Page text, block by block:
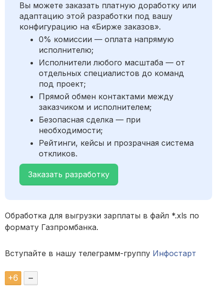
Вы можете заказать платную доработку или
адаптацию этой разработки под вашу
конфигурацию на «Бирже заказов».
0% комиссии — оплата напрямую
исполнителю;
Исполнители любого масштаба — от
отдельных специалистов до команд
под проект;
Прямой обмен контактами между
заказчиком и исполнителем;
Безопасная сделка — при
необходимости;
Рейтинги, кейсы и прозрачная система
откликов.
Заказать разработку
Обработка для выгрузки зарплаты в файл *.xls по
формату Газпромбанка.
Вступайте в нашу телеграмм-группу Инфостарт
+6 –